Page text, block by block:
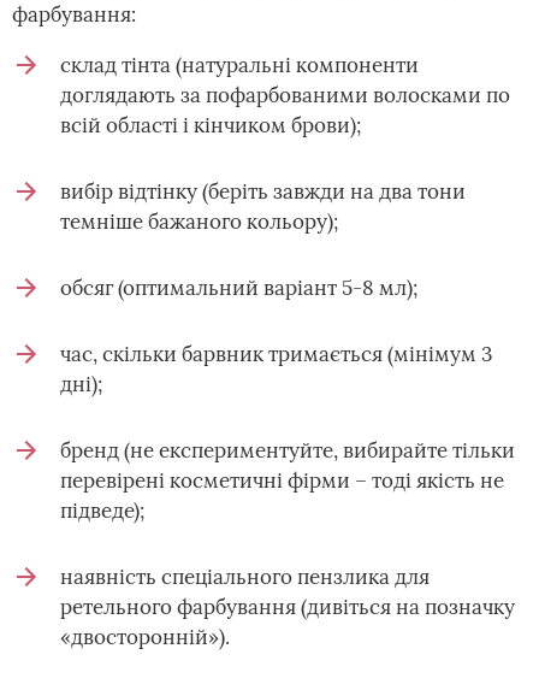
фарбування:
склад тінта (натуральні компоненти
доглядають за пофарбованими волосками по
всій області і кінчиком брови);
вибір відтінку (беріть завжди на два тони
темніше бажаного кольору);
обсяг (оптимальний варіант 5-8 мл);
час, скільки барвник тримається (мінімум 3
дні);
бренд (не експериментуйте, вибирайте тільки
перевірені косметичні фірми – тоді якість не
підведе);
наявність спеціального пензлика для
ретельного фарбування (дивіться на позначку
«двосторонній»).